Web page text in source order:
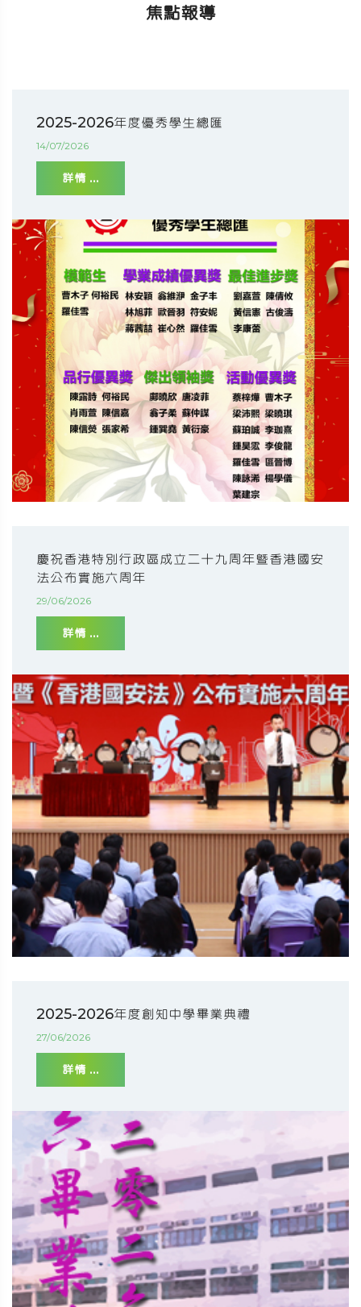
焦點報導
2025-2026年度優秀學生總匯
14/07/2026
詳情 ...
慶祝香港特別行政區成立二十九周年暨香港國安
法公布實施六周年
29/06/2026
詳情 ...
2025-2026年度創知中學畢業典禮
27/06/2026
詳情 ...